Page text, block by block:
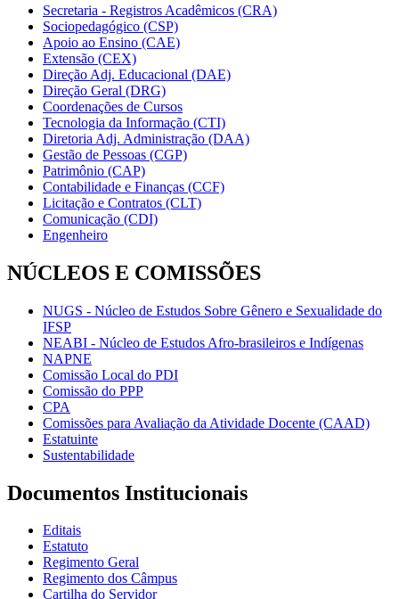
Secretaria - Registros Acadêmicos (CRA)
Sociopedagógico (CSP)
Apoio ao Ensino (CAE)
Extensão (CEX)
Direção Adj. Educacional (DAE)
Direção Geral (DRG)
Coordenações de Cursos
Tecnologia da Informação (CTI)
Diretoria Adj. Administração (DAA)
Gestão de Pessoas (CGP)
Patrimônio (CAP)
Contabilidade e Finanças (CCF)
Licitação e Contratos (CLT)
Comunicação (CDI)
Engenheiro
NÚCLEOS E COMISSÕES
NUGS - Núcleo de Estudos Sobre Gênero e Sexualidade do
IFSP
NEABI - Núcleo de Estudos Afro-brasileiros e Indígenas
NAPNE
Comissão Local do PDI
Comissão do PPP
CPA
Comissões para Avaliação da Atividade Docente (CAAD)
Estatuinte
Sustentabilidade
Documentos Institucionais
Editais
Estatuto
Regimento Geral
Regimento dos Câmpus
Cartilha do Servidor